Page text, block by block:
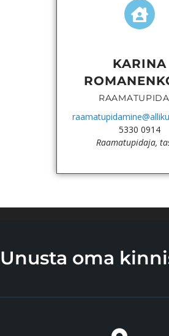
KARINA
5330 0914
Raamatupidaja,
Unusta oma